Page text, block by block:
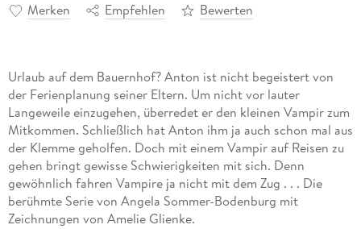
Merken Empfehlen Bewerten
Urlaub auf dem Bauernhof? Anton ist nicht begeistert von
der Ferienplanung seiner Eltern. Um nicht vor lauter
Langeweile einzugehen, überredet er den kleinen Vampir zum
Mitkommen. Schließlich hat Anton ihm ja auch schon mal aus
der Klemme geholfen. Doch mit einem Vampir auf Reisen zu
gehen bringt gewisse Schwierigkeiten mit sich. Denn
gewöhnlich fahren Vampire ja nicht mit dem Zug . . . Die
berühmte Serie von Angela Sommer-Bodenburg mit
Zeichnungen von Amelie Glienke.